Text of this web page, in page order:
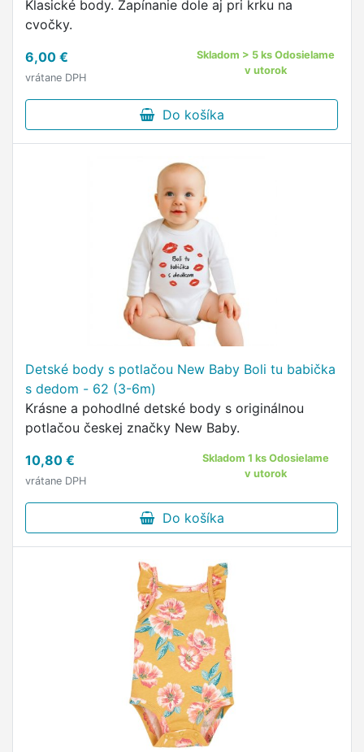
Klasické body. Zapínanie dole aj pri krku na
cvočky.
6,00 €
vrátane DPH
Skladom > 5 ks Odosielame
v utorok
Do košíka
Detské body s potlačou New Baby Boli tu babička
s dedom - 62 (3-6m)
Krásne a pohodlné detské body s originálnou
potlačou českej značky New Baby.
10,80 €
vrátane DPH
Skladom 1 ks Odosielame
v utorok
Do košíka